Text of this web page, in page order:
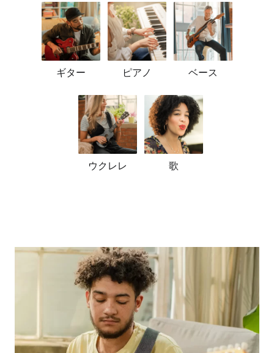
ギター ピアノ ベース
ウクレレ 歌